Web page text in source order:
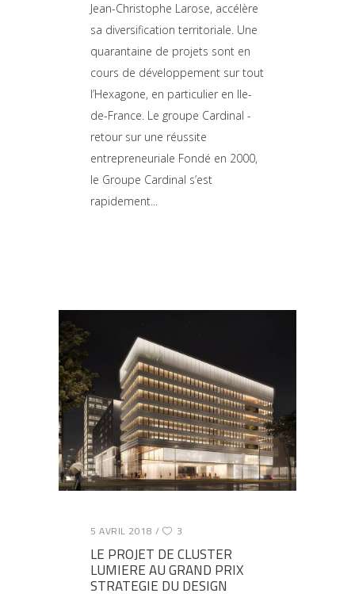
Jean-Christophe Larose, accélère
sa diversification territoriale. Une
quarantaine de projets sont en
cours de développement sur tout
l’Hexagone, en particulier en Ile-
de-France. Le groupe Cardinal -
retour sur une réussite
entrepreneuriale Fondé en 2000,
le Groupe Cardinal s’est
rapidement
5 AVRIL 2018 3
LE PROJET DE CLUSTER
LUMIERE AU GRAND PRIX
STRATEGIE DU DESIGN